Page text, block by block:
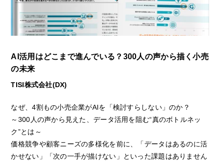
AI活用はどこまで進んでいる？​300人の声から描く小売
の未来​
TISI株式会社(DX)
なぜ、4割もの小売企業がAIを「検討すらしない」のか？
～300人の声から見えた、データ活用を阻む“真のボトルネッ
ク”とは～
価格競争や顧客ニーズの多様化を前に、「データはあるのに活
かせない」「次の一手が描けない」といった課題はありません